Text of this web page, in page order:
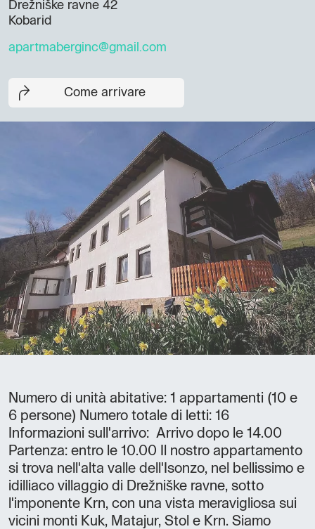
Drežniške ravne 42
Kobarid
apartmaberginc@gmail.com
Come arrivare
Numero di unità abitative: 1 appartamenti (10 e
6 persone) Numero totale di letti: 16
Informazioni sull'arrivo: Arrivo dopo le 14.00
Partenza: entro le 10.00 Il nostro appartamento
si trova nell'alta valle dell'Isonzo, nel bellissimo e
idilliaco villaggio di Drežniške ravne, sotto
l'imponente Krn, con una vista meravigliosa sui
vicini monti Kuk, Matajur, Stol e Krn. Siamo